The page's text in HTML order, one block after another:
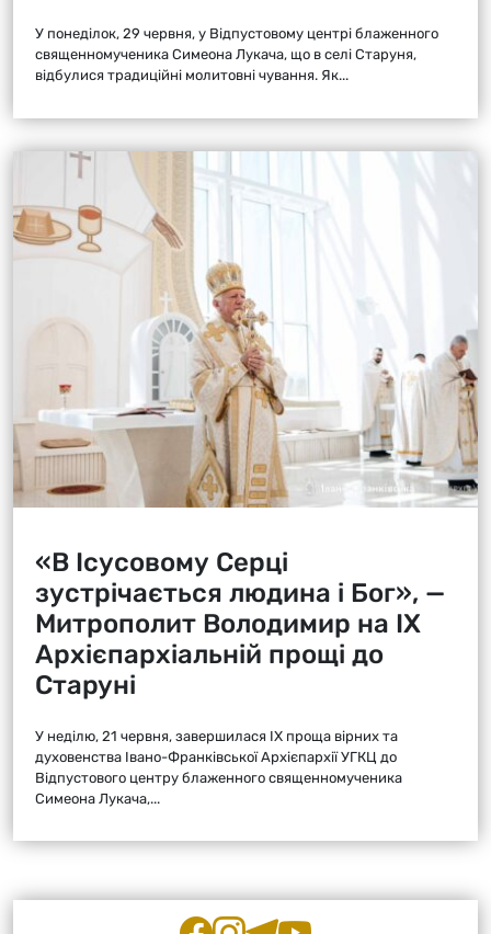
У понеділок, 29 червня, у Відпустовому центрі блаженного
священномученика Симеона Лукача, що в селі Старуня,
відбулися традиційні молитовні чування. Як...
«В Ісусовому Серці
зустрічається людина і Бог», —
Митрополит Володимир на ІХ
Архієпархіальній прощі до
Старуні
У неділю, 21 червня, завершилася ІХ проща вірних та
духовенства Івано-Франківської Архієпархії УГКЦ до
Відпустового центру блаженного священномученика
Симеона Лукача,...